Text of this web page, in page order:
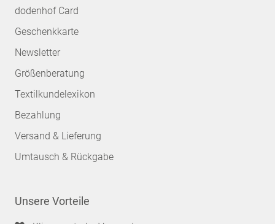
dodenhof Card
Geschenkkarte
Newsletter
Größenberatung
Textilkundelexikon
Bezahlung
Versand & Lieferung
Umtausch & Rückgabe
Unsere Vorteile